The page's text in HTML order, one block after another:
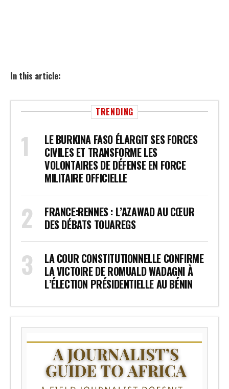
In this article:
TRENDING
LE BURKINA FASO ÉLARGIT SES FORCES
CIVILES ET TRANSFORME LES
VOLONTAIRES DE DÉFENSE EN FORCE
MILITAIRE OFFICIELLE
FRANCE:RENNES : L’AZAWAD AU CŒUR
DES DÉBATS TOUAREGS
LA COUR CONSTITUTIONNELLE CONFIRME
LA VICTOIRE DE ROMUALD WADAGNI À
L’ÉLECTION PRÉSIDENTIELLE AU BÉNIN